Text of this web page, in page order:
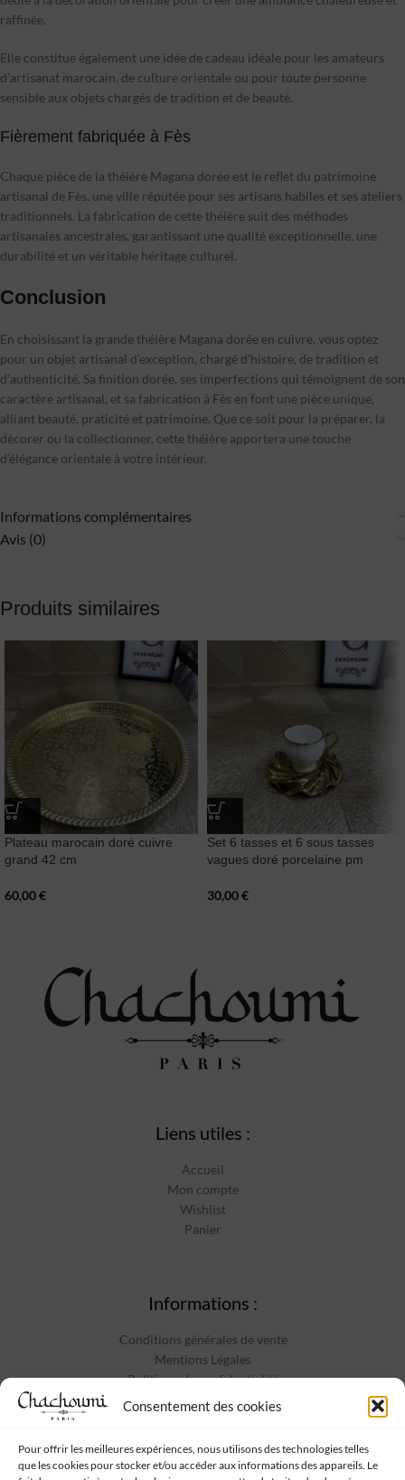
Consentement des cookies
Pour offrir les meilleures expériences, nous utilisons des technologies telles
que les cookies pour stocker et/ou accéder aux informations des appareils. Le
raffinée.
Elle constitue également une idée de cadeau idéale pour les amateurs
d’artisanat marocain, de culture orientale ou pour toute personne
sensible aux objets chargés de tradition et de beauté.
Fièrement fabriquée à Fès
Chaque pièce de la théière Magana dorée est le reflet du patrimoine
artisanal de Fès, une ville réputée pour ses artisans habiles et ses ateliers
traditionnels. La fabrication de cette théière suit des méthodes
artisanales ancestrales, garantissant une qualité exceptionnelle, une
durabilité et un véritable héritage culturel.
Conclusion
En choisissant la grande théière Magana dorée en cuivre, vous optez
pour un objet artisanal d’exception, chargé d’histoire, de tradition et
d’authenticité. Sa finition dorée, ses imperfections qui témoignent de son
caractère artisanal, et sa fabrication à Fès en font une pièce unique,
alliant beauté, praticité et patrimoine. Que ce soit pour la préparer, la
décorer ou la collectionner, cette théière apportera une touche
d’élégance orientale à votre intérieur.
Informations complémentaires
Avis (0)
Produits similaires
Plateau marocain doré cuivre
grand 42 cm
60,00€
Set 6 tasses et 6 sous tasses
vagues doré porcelaine pm
30,00€
Liens utiles :
Accueil
Mon compte
Wishlist
Panier
Informations :
Conditions générales de vente
Mentions Légales
Politique de confidentialité
Contact
Suivez-nous :